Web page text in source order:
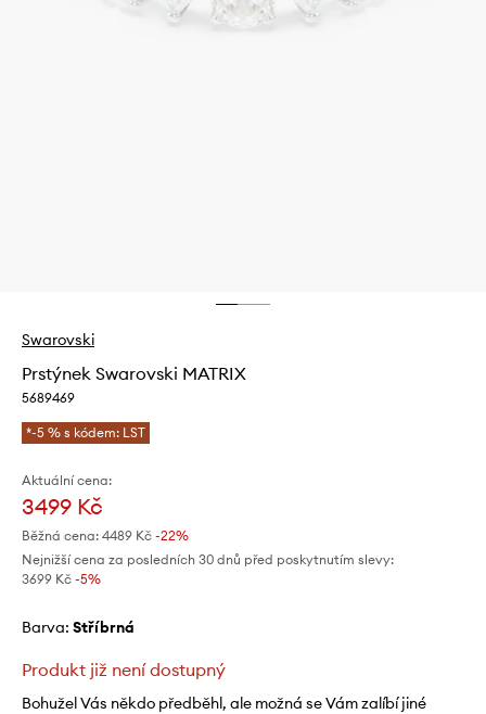
Swarovski
Prstýnek Swarovski MATRIX
5689469
*-5 % s kódem: LST
Aktuální cena:
3499 Kč
Běžná cena: 4489 Kč -22%
Nejnižší cena za posledních 30 dnů před poskytnutím slevy:
3699 Kč -5%
Barva: stříbrná
Produkt již není dostupný
Bohužel Vás někdo předběhl, ale možná se Vám zalíbí jiné